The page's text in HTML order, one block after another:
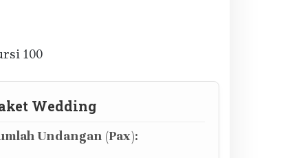
100
Wedding
Undangan (Pax):